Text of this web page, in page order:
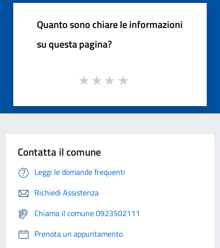
Quanto sono chiare le informazioni
su questa pagina?
Contatta il comune
Leggi le domande frequenti
Richiedi Assistenza
Chiama il comune 0923502111
Prenota un appuntamento